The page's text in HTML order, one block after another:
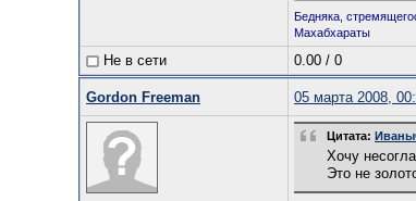
Бедняка,
Махабхараты
Не в сети 0.00 / 0
Gordon Freeman 05 марта 2008,
Цитата:
Хочу
Это не